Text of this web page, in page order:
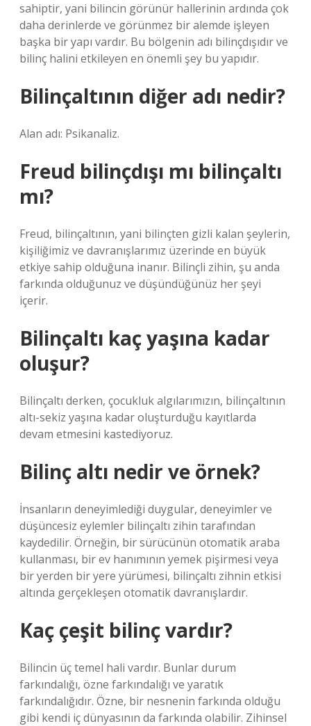
sahiptir, yani bilincin görünür hallerinin ardında çok
daha derinlerde ve görünmez bir alemde işleyen
başka bir yapı vardır. Bu bölgenin adı bilinçdışıdır ve
bilinç halini etkileyen en önemli şey bu yapıdır.
Bilinçaltının diğer adı nedir?
Alan adı: Psikanaliz.
Freud bilinçdışı mı bilinçaltı
mı?
Freud, bilinçaltının, yani bilinçten gizli kalan şeylerin,
kişiliğimiz ve davranışlarımız üzerinde en büyük
etkiye sahip olduğuna inanır. Bilinçli zihin, şu anda
farkında olduğunuz ve düşündüğünüz her şeyi
içerir.
Bilinçaltı kaç yaşına kadar
oluşur?
Bilinçaltı derken, çocukluk algılarımızın, bilinçaltının
altı-sekiz yaşına kadar oluşturduğu kayıtlarda
devam etmesini kastediyoruz.
Bilinç altı nedir ve örnek?
İnsanların deneyimlediği duygular, deneyimler ve
düşüncesiz eylemler bilinçaltı zihin tarafından
kaydedilir. Örneğin, bir sürücünün otomatik araba
kullanması, bir ev hanımının yemek pişirmesi veya
bir yerden bir yere yürümesi, bilinçaltı zihnin etkisi
altında gerçekleşen otomatik davranışlardır.
Kaç çeşit bilinç vardır?
Bilincin üç temel hali vardır. Bunlar durum
farkındalığı, özne farkındalığı ve yaratık
farkındalığıdır. Özne, bir nesnenin farkında olduğu
gibi kendi iç dünyasının da farkında olabilir. Zihinsel